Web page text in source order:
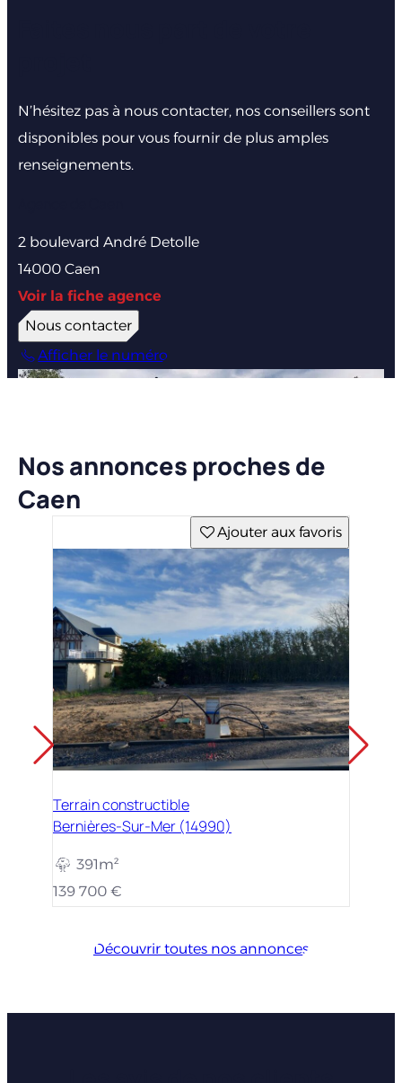
N’hésitez pas à nous contacter, nos conseillers sont
disponibles pour vous fournir de plus amples
renseignements.
2 boulevard André Detolle
14000 Caen
Voir la fiche agence
Nous contacter
Afficher le numéro
Nos annonces proches de
Caen
Ajouter aux favoris
Terrain constructible
Bernières-Sur-Mer (14990)
391m²
139 700 €
Découvrir toutes nos annonces